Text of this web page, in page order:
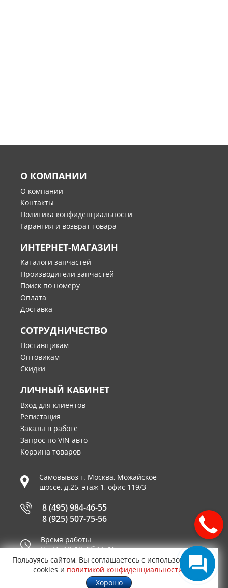
О КОМПАНИИ
О компании
Контакты
Политика конфиденциальности
Гарантия и возврат товара
ИНТЕРНЕТ-МАГАЗИН
Каталоги запчастей
Производители запчастей
Поиск по номеру
Оплата
Доставка
СОТРУДНИЧЕСТВО
Поставщикам
Оптовикам
Скидки
ЛИЧНЫЙ КАБИНЕТ
Вход для клиентов
Регистация
Заказы в работе
Запрос по VIN авто
Корзина товаров
Самовывоз г. Москва, Можайское
шоссе, д.25, этаж 1, офис 119/3
8 (495) 984-46-55
8 (925) 507-75-56
Время работы
Пн-Пт 10-19, Сб 11-16
Принимаем к оплате
Пользуясь сайтом, Вы соглашаетесь с использованием
cookies и политикой конфиденциальности
Хорошо